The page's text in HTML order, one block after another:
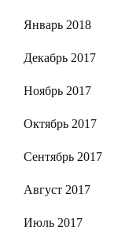
Январь 2018
Декабрь 2017
Ноябрь 2017
Октябрь 2017
Сентябрь 2017
Август 2017
Июль 2017